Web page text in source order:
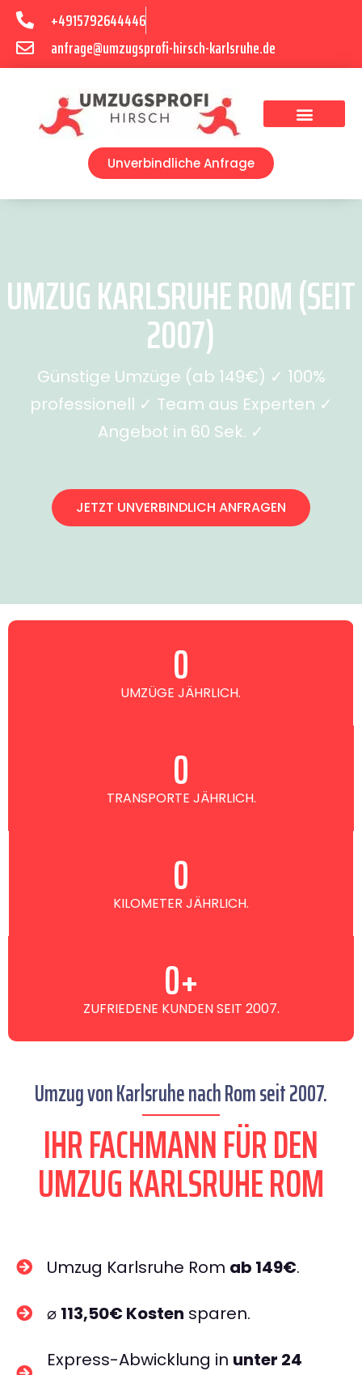
+4915792644446
anfrage@umzugsprofi-hirsch-karlsruhe.de
Unverbindliche Anfrage
UMZUG KARLSRUHE ROM (SEIT
2007)
Günstige Umzüge (ab 149€) ✓ 100%
professionell ✓ Team aus Experten ✓
Angebot in 60 Sek. ✓
JETZT UNVERBINDLICH ANFRAGEN
UMZÜGE JÄHRLICH.
0
TRANSPORTE JÄHRLICH.
0
KILOMETER JÄHRLICH.
0
ZUFRIEDENE KUNDEN SEIT 2007.
0+
Umzug von Karlsruhe nach Rom seit 2007.
IHR FACHMANN FÜR DEN
UMZUG KARLSRUHE ROM
Umzug Karlsruhe Rom ab 149€.
⌀ 113,50€ Kosten sparen.
Express-Abwicklung in unter 24